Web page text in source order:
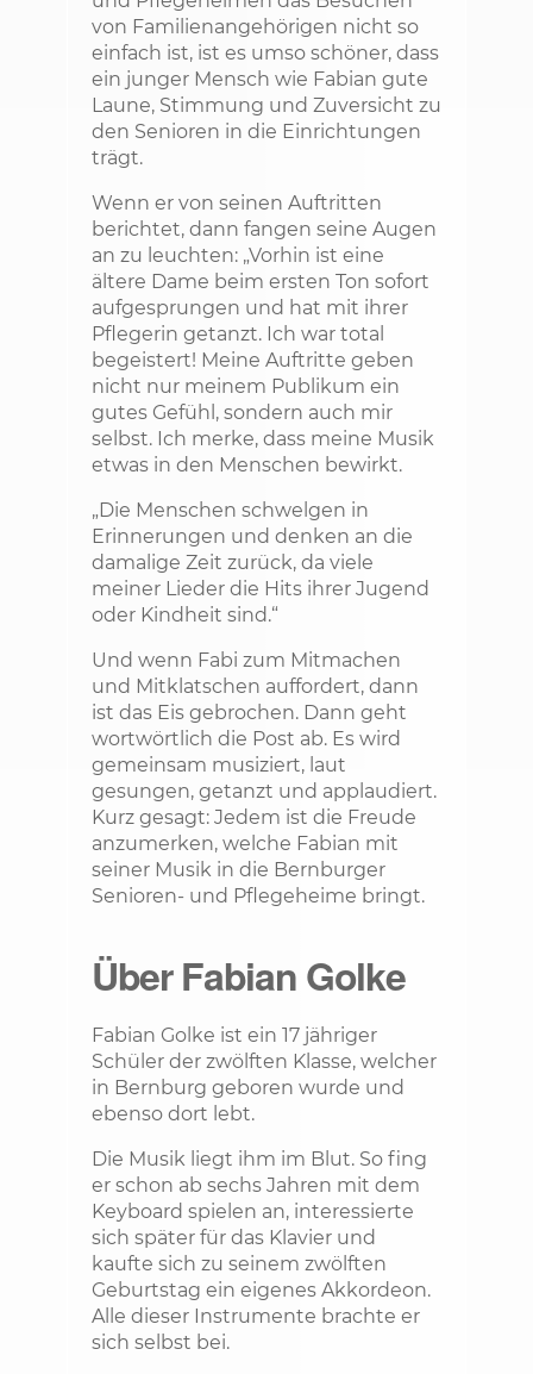
von Familienangehörigen nicht so
einfach ist, ist es umso schöner, dass
ein junger Mensch wie Fabian gute
Laune, Stimmung und Zuversicht zu
den Senioren in die Einrichtungen
trägt.
Wenn er von seinen Auftritten
berichtet, dann fangen seine Augen
an zu leuchten: „Vorhin ist eine
ältere Dame beim ersten Ton sofort
aufgesprungen und hat mit ihrer
Pflegerin getanzt. Ich war total
begeistert! Meine Auftritte geben
nicht nur meinem Publikum ein
gutes Gefühl, sondern auch mir
selbst. Ich merke, dass meine Musik
etwas in den Menschen bewirkt.
„Die Menschen schwelgen in
Erinnerungen und denken an die
damalige Zeit zurück, da viele
meiner Lieder die Hits ihrer Jugend
oder Kindheit sind.“
Und wenn Fabi zum Mitmachen
und Mitklatschen auffordert, dann
ist das Eis gebrochen. Dann geht
wortwörtlich die Post ab. Es wird
gemeinsam musiziert, laut
gesungen, getanzt und applaudiert.
Kurz gesagt: Jedem ist die Freude
anzumerken, welche Fabian mit
seiner Musik in die Bernburger
Senioren- und Pflegeheime bringt.
Über Fabian Golke
Fabian Golke ist ein 17 jähriger
Schüler der zwölften Klasse, welcher
in Bernburg geboren wurde und
ebenso dort lebt.
Die Musik liegt ihm im Blut. So fing
er schon ab sechs Jahren mit dem
Keyboard spielen an, interessierte
sich später für das Klavier und
kaufte sich zu seinem zwölften
Geburtstag ein eigenes Akkordeon.
Alle dieser Instrumente brachte er
sich selbst bei.